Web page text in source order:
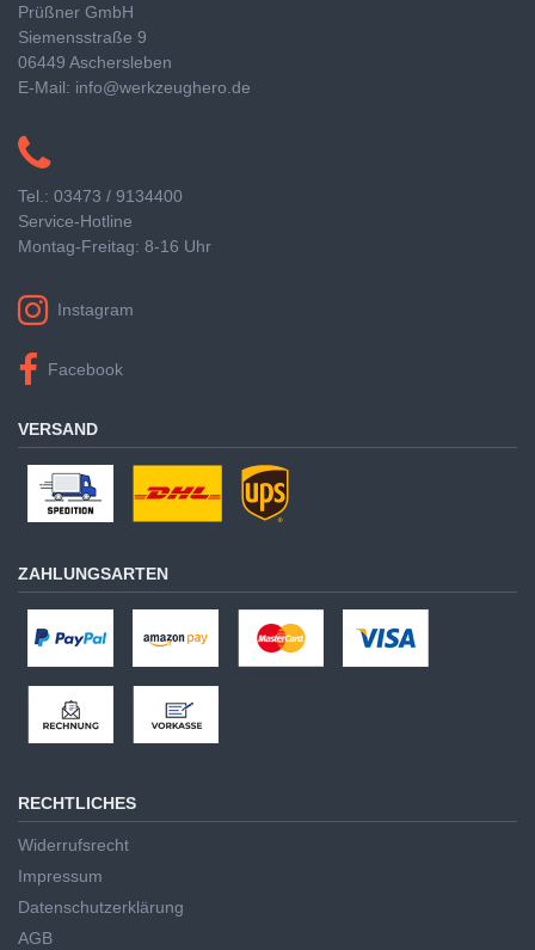
Prüßner GmbH
Siemensstraße 9
06449 Aschersleben
E-Mail: info@werkzeughero.de
Tel.: 03473 / 9134400
Service-Hotline
Montag-Freitag: 8-16 Uhr
Instagram
Facebook
VERSAND
ZAHLUNGSARTEN
RECHTLICHES
Widerrufsrecht
Impressum
Datenschutzerklärung
AGB